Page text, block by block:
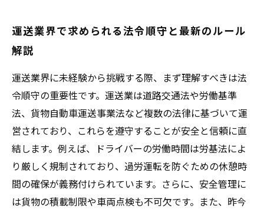
運送業界で求められる法令順守と最新のルール
解説
運送業界に未経験から挑戦する際、まず理解すべきは法
令順守の重要性です。運送業は道路交通法や労働基準
法、貨物自動車運送事業法など複数の法律に基づいて運
営されており、これらを遵守することが安全と信頼に直
結します。例えば、ドライバーの労働時間は労基法によ
り厳しく規制されており、過労運転を防ぐための休憩時
間の確保が義務付けられています。さらに、安全管理に
は貨物の積載制限や車両点検も不可欠です。また、昨今